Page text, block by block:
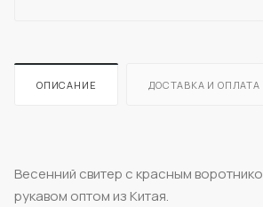
ОПИСАНИЕ ДОСТАВКА И ОПЛАТА
Весенний свитер с красным
рукавом оптом из Китая.